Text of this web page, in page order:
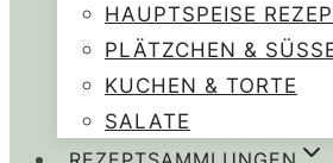
HAUPTSPEISE
PLÄTZCHEN & SÜSSE
KUCHEN & TORTE
SALATE